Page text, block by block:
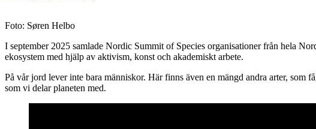
Foto: Søren Helbo
I september 2025 samlade Nordic Summit of Species organisationer från hela
ekosystem med hjälp av aktivism, konst och akademiskt arbete.
På vår jord lever inte bara människor. Här finns även en mängd andra arter, som
som vi delar planeten med.